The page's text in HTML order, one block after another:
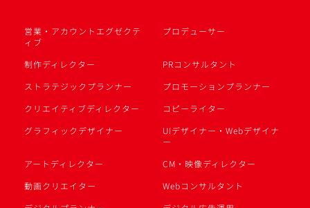
営業・アカウントエグゼクテ
ィブ
プロデューサー
制作ディレクター
PRコンサルタント
ストラテジックプランナー
プロモーションプランナー
クリエイティブディレクター
コピーライター
グラフィックデザイナー
UIデザイナー・Webデザイナ
ー
アートディレクター
CM・映像ディレクター
動画クリエイター
Webコンサルタント